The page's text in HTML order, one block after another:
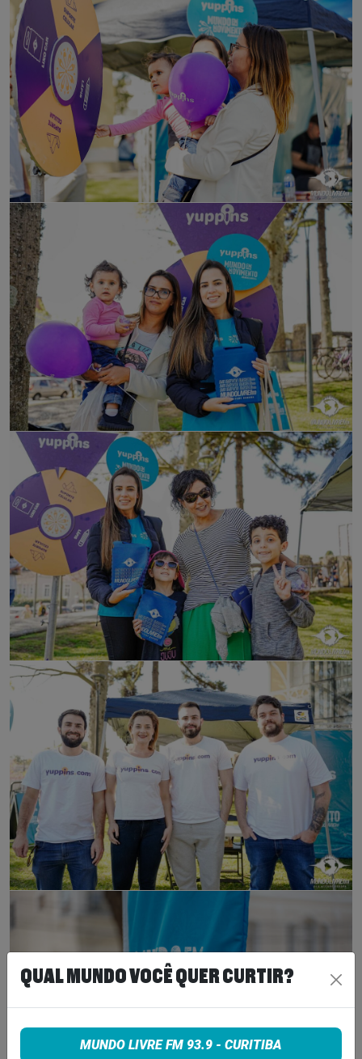
QUAL MUNDO VOCÊ QUER CURTIR?
MUNDO LIVRE FM 93.9 - CURITIBA